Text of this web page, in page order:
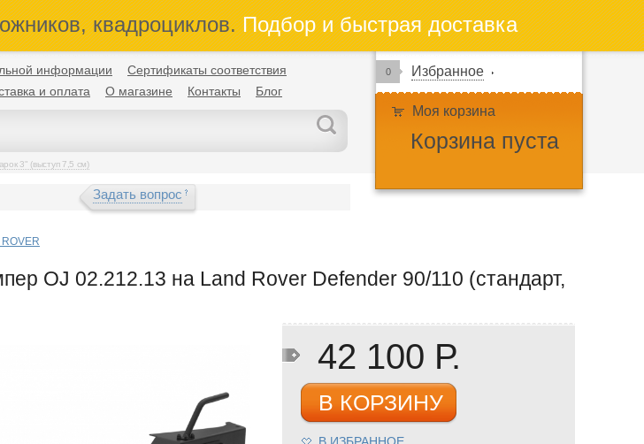
квадроциклов.Подбор и быстрая доставка
информации
Сертификаты соответствия
и оплата О магазине Контакты Блог
3" (выступ 7,5 см)
0 Избранное
Моя корзина
Корзина пуста
Задать вопрос
OJ 02.212.13 на Land Rover Defender 90/110 (стандарт,
42 100 Р.
В КОРЗИНУ